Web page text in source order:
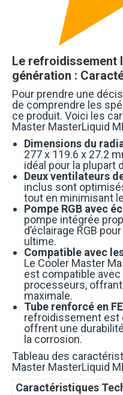
Le refroidissement
génération :
Pour prendre une
de comprendre les
ce produit. Voici les
Master MasterLiquid
Dimensions du
277 x 119.6 x 27.2
idéal pour la plupart
Deux ventilateurs
inclus sont
tout en minimisant
Pompe RGB avec
pompe intégrée
d’éclairage RGB
ultime.
Compatible avec
Le Cooler Master
est compatible
processeurs,
maximale.
Tube renforcé en
refroidissement est
offrent une
la corrosion.
Tableau des
Master MasterLiquid
Caractéristiques